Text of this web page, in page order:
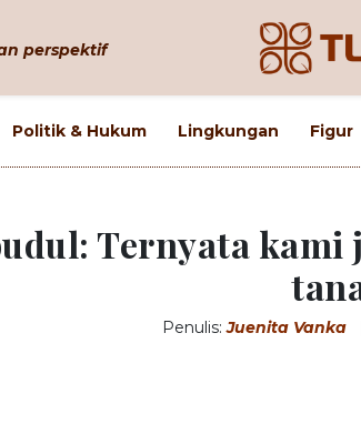
perspektif
Politik & Hukum Lingkungan Figur
Ternyata
Penulis:Juenita Vanka